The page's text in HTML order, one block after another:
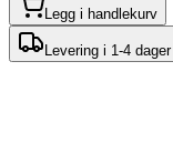
Legg i handlekurv
Levering i 1-4 dager